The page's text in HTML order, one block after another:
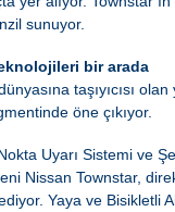
sunuyor.
bir arada
taşıyıcısı
öne çıkıyor.
Uyarı Sistemi ve
Nissan Townstar,
Yaya ve Bisikletli